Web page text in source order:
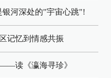
银河深处的"宇宙心跳"!
记忆到情感共振
读《瀛海寻珍》